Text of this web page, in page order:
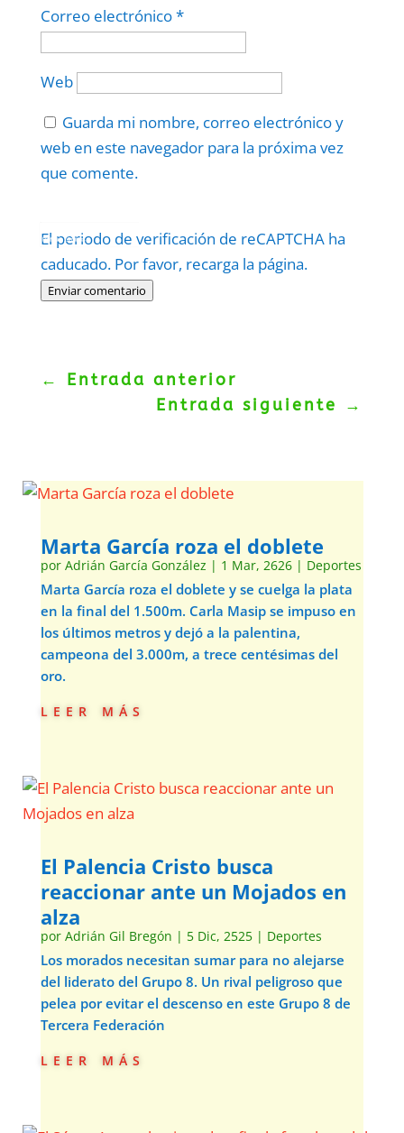
Correo electrónico*
Web
Guarda mi nombre, correo electrónico y
web en este navegador para la próxima vez
que comente.
El periodo de verificación de reCAPTCHA ha
caducado. Por favor, recarga la página.
Enviar comentario
Politica–Términos.
← Entrada anterior
Entrada siguiente
→
Marta García roza el doblete
por Adrián García González | 1 Mar, 2626| Deportes
Marta García roza el doblete y se cuelga la plata
en la final del 1.500m. Carla Masip se impuso en
los últimos metros y dejó a la palentina,
campeona del 3.000m, a trece centésimas del
oro.
leer más
El Palencia Cristo busca
reaccionar ante un Mojados en
alza
por Adrián Gil Bregón | 5 Dic, 2525| Deportes
Los morados necesitan sumar para no alejarse
del liderato del Grupo 8. Un rival peligroso que
pelea por evitar el descenso en este Grupo 8 de
Tercera Federación
leer más